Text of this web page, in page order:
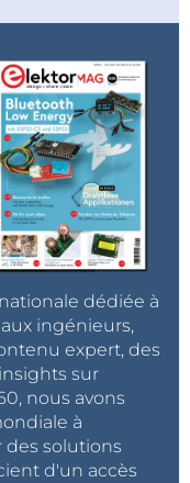
dédiée à
ingénieurs,
expert, des
sur
nous avons
à
des solutions
d'un accès